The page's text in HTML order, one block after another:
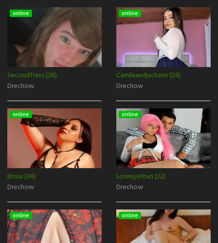
online
SecondTrans (28)
Drechow
online
Camilaandjackson (24)
Drechow
online
Brissa (38)
Drechow
online
Lorenyethan (22)
Drechow
online online